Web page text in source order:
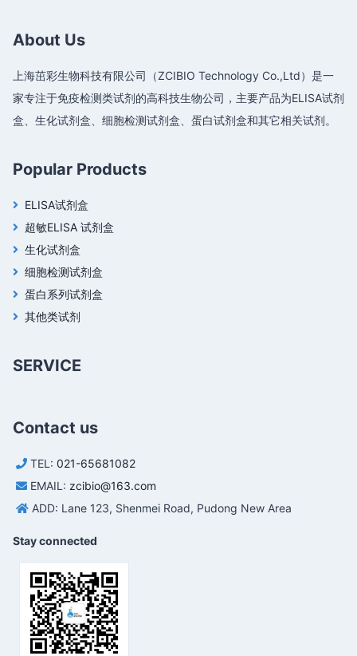
About Us
上海茁彩生物科技有限公司（ZCIBIO Technology Co.,Ltd）是一
家专注于免疫检测类试剂的高科技生物公司，主要产品为ELISA试剂
盒、生化试剂盒、细胞检测试剂盒、蛋白试剂盒和其它相关试剂。
Popular Products
ELISA试剂盒
超敏ELISA 试剂盒
生化试剂盒
细胞检测试剂盒
蛋白系列试剂盒
其他类试剂
SERVICE
Contact us
TEL: 021-65681082
EMAIL: zcibio@163.com
ADD: Lane 123, Shenmei Road, Pudong New Area
Stay connected